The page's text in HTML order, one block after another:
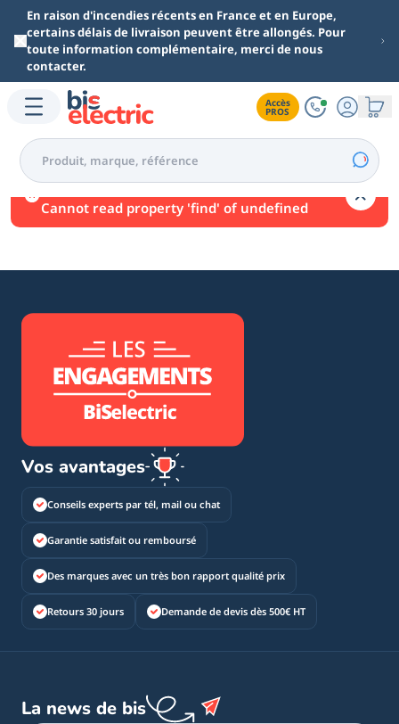
Aller au contenu principal
En raison d'incendies récents en France et en Europe,
certains délais de livraison peuvent être allongés. Pour
toute information complémentaire, merci de nous
contacter.
Accès
PROS
Une erreur est survenue.
Cannot read property 'find' of undefined
Vos avantages
Conseils experts par tél, mail ou chat
Garantie satisfait ou remboursé
Des marques avec un très bon rapport qualité prix
Retours 30 jours Demande de devis dès 500€ HT
La news de bis